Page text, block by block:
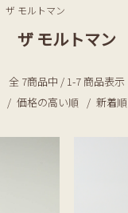
ザ モルトマン
ザ モルトマン
全 7商品中 / 1-7 商品表示
価格の高い順 新着順